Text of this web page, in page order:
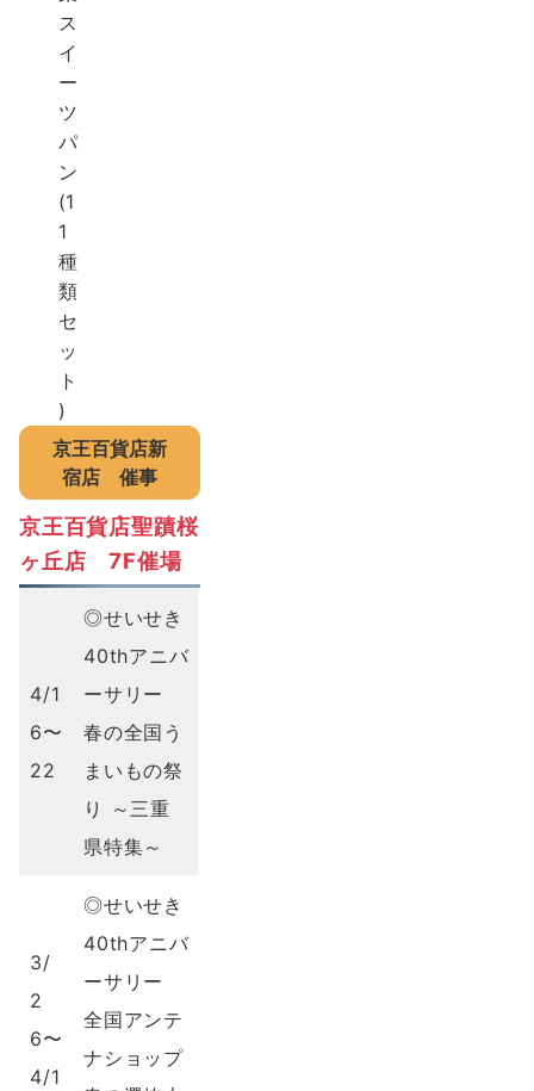
京王百貨店新
宿店
催事
京王百貨店聖蹟桜
ヶ丘店 7F催場
4/1
6〜
22
◎せいせき
40thアニバ
ーサリー
春の全国う
まいもの祭
り ～三重
県特集～
3/
2
6〜
4/1
◎せいせき
40thアニバ
ーサリー
全国アンテ
ナショップ